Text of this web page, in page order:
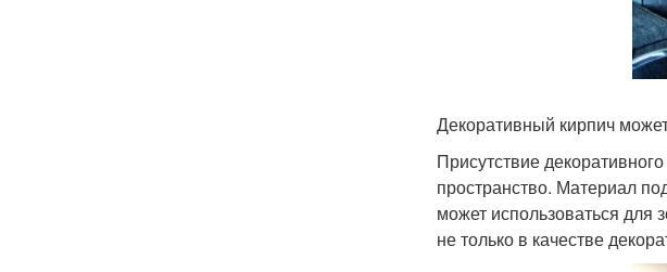
Декоративный кирпич
Присутствие
пространство. Материал
может использоваться
не только в качестве